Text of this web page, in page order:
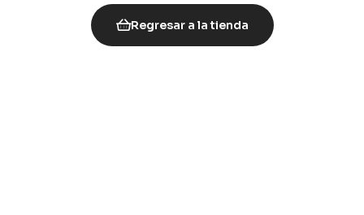
Regresar a la tienda